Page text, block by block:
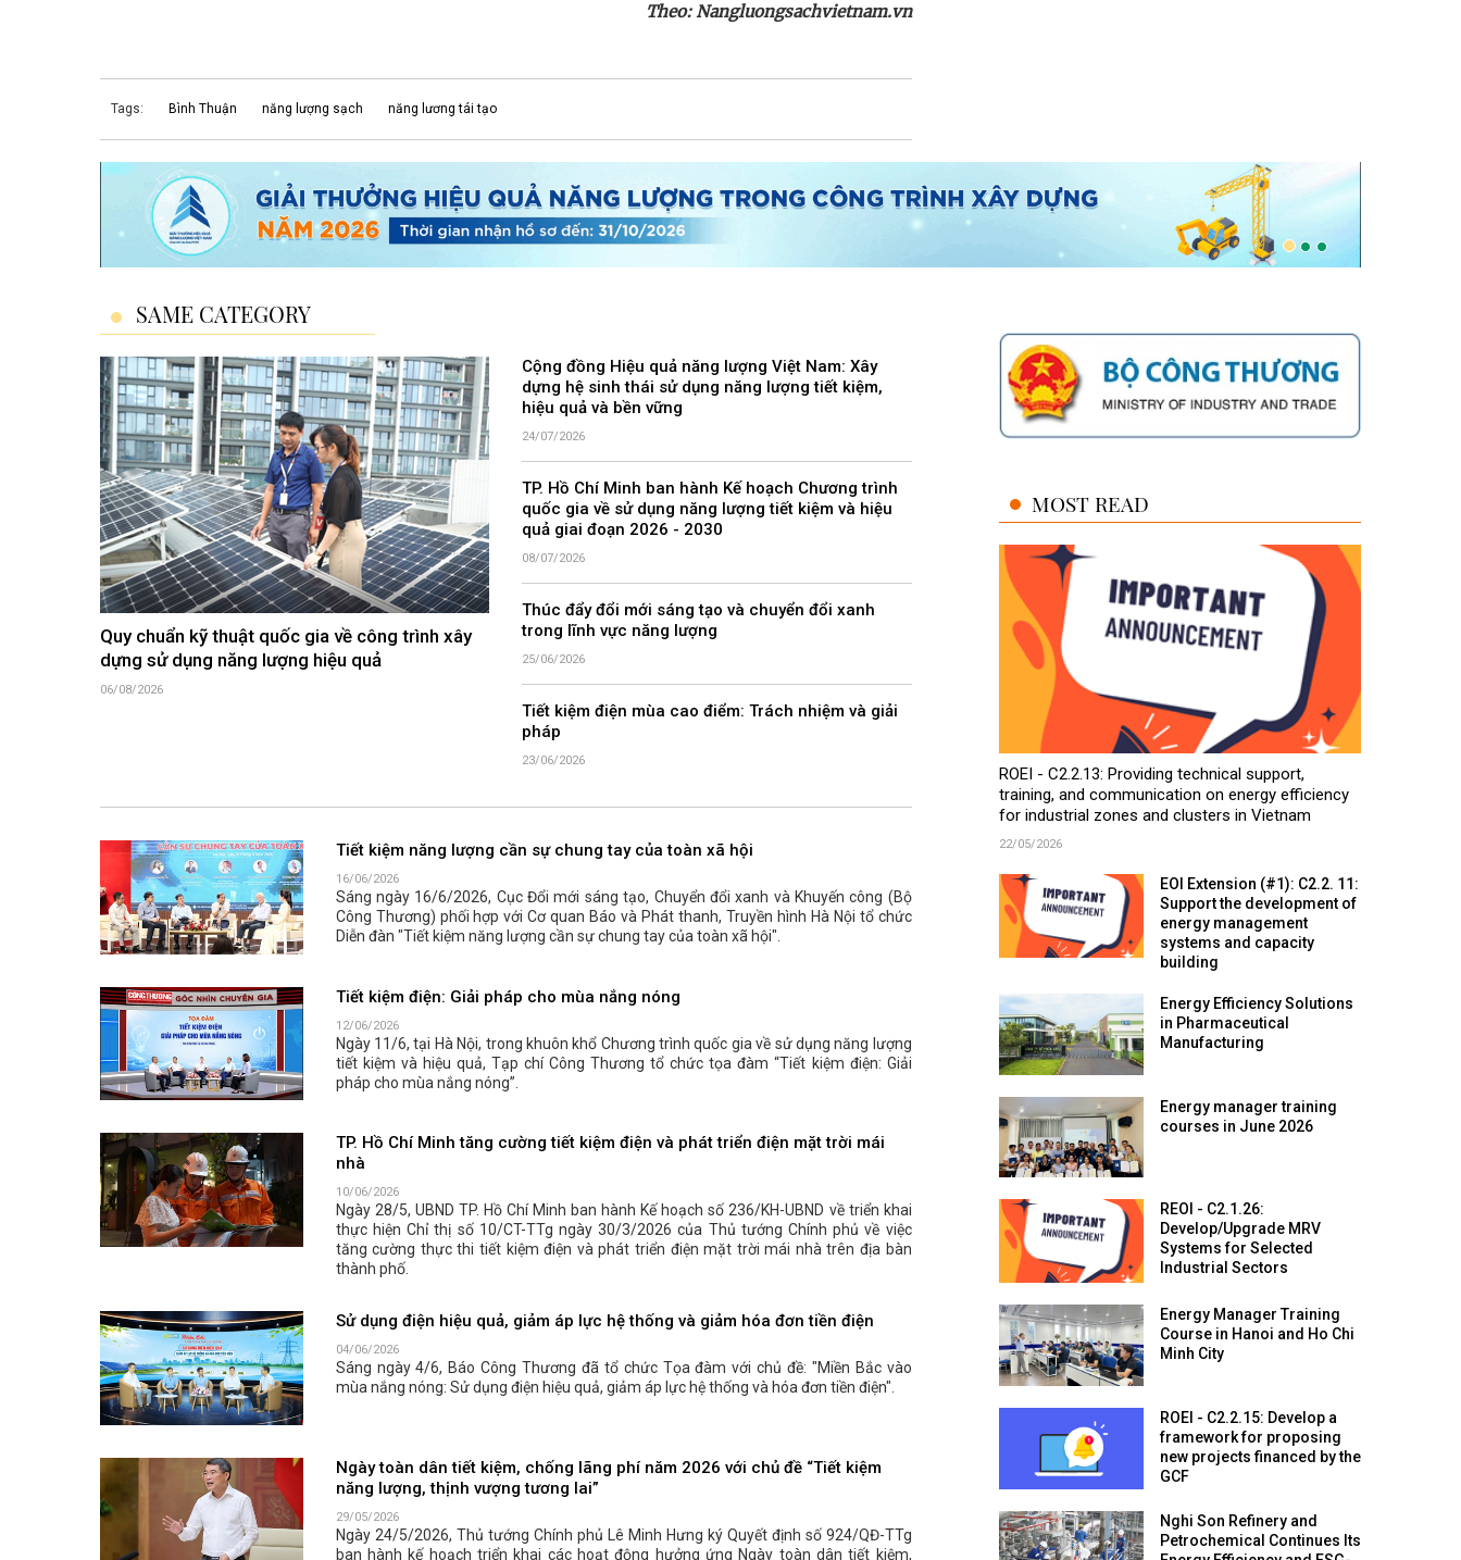
Theo: Nangluongsachvietnam.vn
Tags: Bình Thuận năng lượng sạch năng lương tái tạo
SAME CATEGORY
Quy chuẩn kỹ thuật quốc gia về công trình xây
dựng sử dụng năng lượng hiệu quả
06/08/2026
Cộng đồng Hiệu quả năng lượng Việt Nam: Xây
dựng hệ sinh thái sử dụng năng lượng tiết kiệm,
hiệu quả và bền vững
24/07/2026
TP. Hồ Chí Minh ban hành Kế hoạch Chương trình
quốc gia về sử dụng năng lượng tiết kiệm và hiệu
quả giai đoạn 2026 - 2030
08/07/2026
Thúc đẩy đổi mới sáng tạo và chuyển đổi xanh
trong lĩnh vực năng lượng
25/06/2026
Tiết kiệm điện mùa cao điểm: Trách nhiệm và giải
pháp
23/06/2026
Tiết kiệm năng lượng cần sự chung tay của toàn xã hội
16/06/2026
Sáng ngày 16/6/2026, Cục Đổi mới sáng tạo, Chuyển đổi xanh và Khuyến công (Bộ
Công Thương) phối hợp với Cơ quan Báo và Phát thanh, Truyền hình Hà Nội tổ chức
Diễn đàn "Tiết kiệm năng lượng cần sự chung tay của toàn xã hội".
Tiết kiệm điện: Giải pháp cho mùa nắng nóng
12/06/2026
Ngày 11/6, tại Hà Nội, trong khuôn khổ Chương trình quốc gia về sử dụng năng lượng
tiết kiệm và hiệu quả, Tạp chí Công Thương tổ chức tọa đàm “Tiết kiệm điện: Giải
pháp cho mùa nắng nóng”.
TP. Hồ Chí Minh tăng cường tiết kiệm điện và phát triển điện mặt trời mái
nhà
10/06/2026
Ngày 28/5, UBND TP. Hồ Chí Minh ban hành Kế hoạch số 236/KH-UBND về triển khai
thực hiện Chỉ thị số 10/CT-TTg ngày 30/3/2026 của Thủ tướng Chính phủ về việc
tăng cường thực thi tiết kiệm điện và phát triển điện mặt trời mái nhà trên địa bàn
thành phố.
Sử dụng điện hiệu quả, giảm áp lực hệ thống và giảm hóa đơn tiền điện
04/06/2026
Sáng ngày 4/6, Báo Công Thương đã tổ chức Tọa đàm với chủ đề: "Miền Bắc vào
mùa nắng nóng: Sử dụng điện hiệu quả, giảm áp lực hệ thống và hóa đơn tiền điện".
Ngày toàn dân tiết kiệm, chống lãng phí năm 2026 với chủ đề “Tiết kiệm
năng lượng, thịnh vượng tương lai”
29/05/2026
Ngày 24/5/2026, Thủ tướng Chính phủ Lê Minh Hưng ký Quyết định số 924/QĐ-TTg
MOST READ
ROEI - C2.2.13: Providing technical support,
training, and communication on energy efficiency
for industrial zones and clusters in Vietnam
22/05/2026
EOI Extension (#1): C2.2. 11:
Support the development of
energy management
systems and capacity
building
Energy Efficiency Solutions
in Pharmaceutical
Manufacturing
Energy manager training
courses in June 2026
REOI - C2.1.26:
Develop/Upgrade MRV
Systems for Selected
Industrial Sectors
Energy Manager Training
Course in Hanoi and Ho Chi
Minh City
ROEI - C2.2.15: Develop a
framework for proposing
new projects financed by the
GCF
Nghi Son Refinery and
Petrochemical Continues Its